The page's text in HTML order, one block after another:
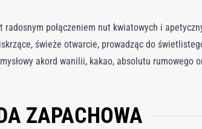
połączeniem nut kwiatowych i
świeże otwarcie, prowadząc do
akord wanilii, kakao, absolutu rumowego
ZAPACHOWA